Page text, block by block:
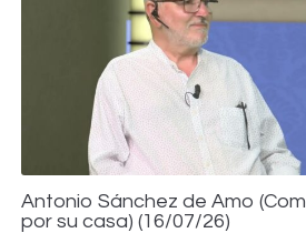
Antonio Sánchez de Amo
por su casa) (16/07/26)